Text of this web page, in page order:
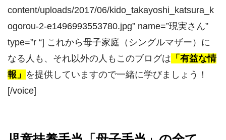
content/uploads/2017/06/kido_takayoshi_katsura_k
ogorou-2-e1496993553780.jpg” name=”現実さん”
type=”r “] これから母子家庭（シングルマザー）に
なる人も、それ以外の人もこのブログは 「有益な情
報」 を提供していますので一緒に学びましょう！
[/voice]